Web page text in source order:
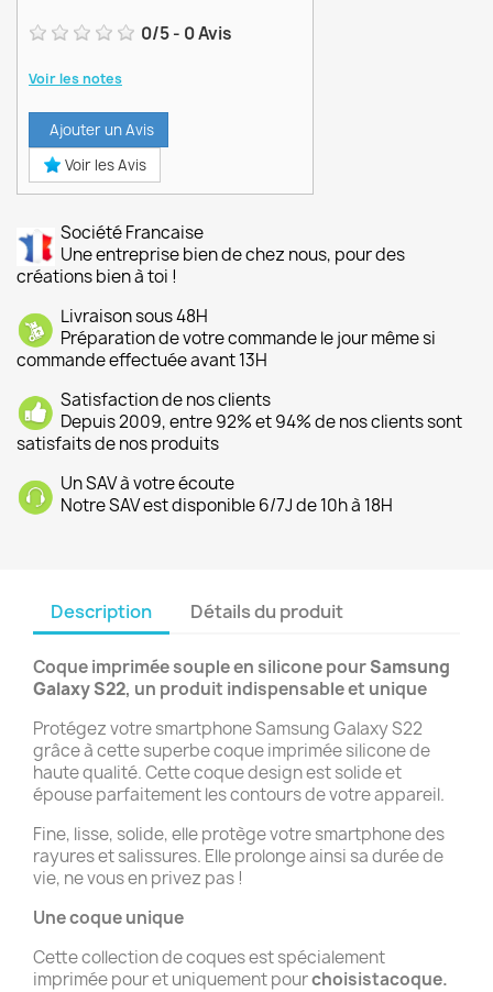
0/5- 0Avis
Voir les notes
Ajouter un Avis
Voir les Avis
Société Francaise
Une entreprise bien de chez nous, pour des
créations bien à toi !
Livraison sous 48H
Préparation de votre commande le jour même si
commande effectuée avant 13H
Satisfaction de nos clients
Depuis 2009, entre 92% et 94% de nos clients sont
satisfaits de nos produits
Un SAV à votre écoute
Notre SAV est disponible 6/7J de 10h à 18H
Description Détails du produit
Coque imprimée souple en silicone pourSamsung
Galaxy S22, un produit indispensable et unique
Protégez votre smartphone Samsung Galaxy S22
grâce à cette superbe coque imprimée silicone de
haute qualité. Cette coque design est solide et
épouse parfaitement les contours de votre appareil.
Fine, lisse, solide, elle protège votre smartphone des
rayures et salissures. Elle prolonge ainsi sa durée de
vie, ne vous en privez pas !
Une coque unique
Cette collection de coques est spécialement
imprimée pour et uniquement pourchoisistacoque.